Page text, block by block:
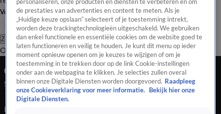
Volg Hart van Nederland
Zoeken
OverzichtRegioUitzendingenWeerTip de redactiePanelVideo's
Ochtend Editie
Seizoen 2025, aflevering 3949
10 sep 2025, 07:00
Bekijk aflevering 3949 van Hart van Nederland - Ochtend
personaliseren, onze producten en diensten te verbeteren en om
de prestaties van advertenties en content te meten. Als je
„Huidige keuze opslaan” selecteert of je toestemming intrekt,
worden deze trackingtechnologieën uitgeschakeld. We gebruiken
dan enkel functionele en essentiële cookies om de website goed te
laten functioneren en veilig te houden. Je kunt dit menu op ieder
moment opnieuw openen om je keuzes te wijzigen of om je
toestemming in te trekken door op de link Cookie-instellingen
onder aan de webpagina te klikken. Je selecties zullen overal
binnen onze Digitale Diensten worden doorgevoerd. Raadpleeg
onze Cookieverklaring voor meer informatie.
Bekijk hier onze
Digitale Diensten.